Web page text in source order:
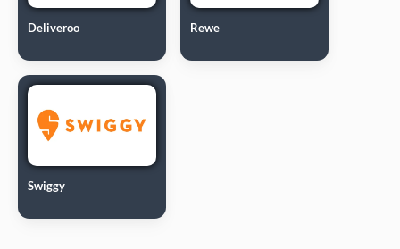
Deliveroo Rewe
Swiggy